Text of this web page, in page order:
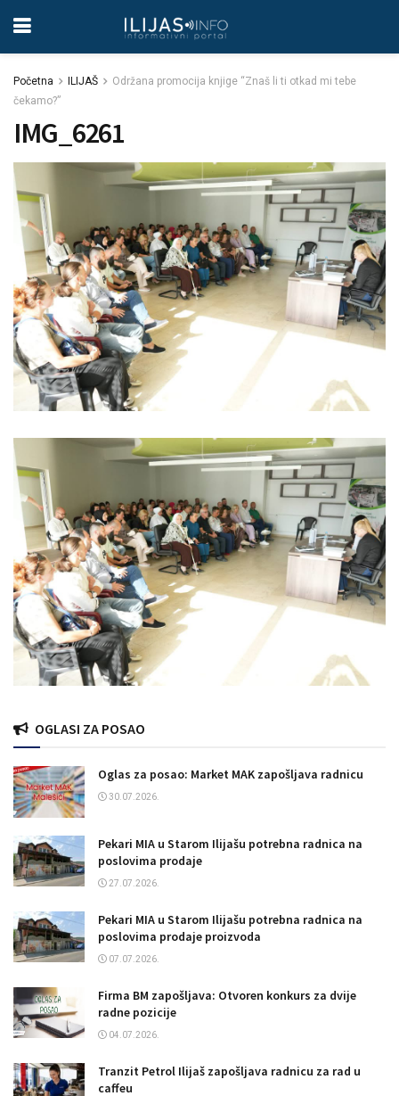
Početna ILIJAŠ
Održana promocija knjige “Znaš li ti otkad mi tebe
čekamo?”
IMG_6261
OGLASI ZA POSAO
Oglas za posao: Market MAK zapošljava radnicu
30.07.2026.
Pekari MIA u Starom Ilijašu potrebna radnica na
poslovima prodaje
27.07.2026.
Pekari MIA u Starom Ilijašu potrebna radnica na
poslovima prodaje proizvoda
07.07.2026.
Firma BM zapošljava: Otvoren konkurs za dvije
radne pozicije
04.07.2026.
Tranzit Petrol Ilijaš zapošljava radnicu za rad u
caffeu